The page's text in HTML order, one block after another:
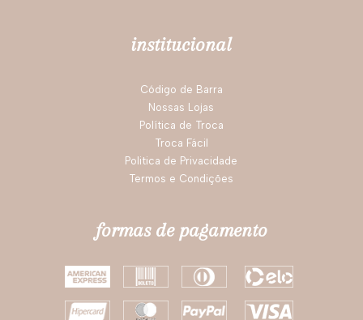
institucional
Código de Barra
Nossas Lojas
Política de Troca
Troca Fácil
Politica de Privacidade
Termos e Condições
formas de pagamento